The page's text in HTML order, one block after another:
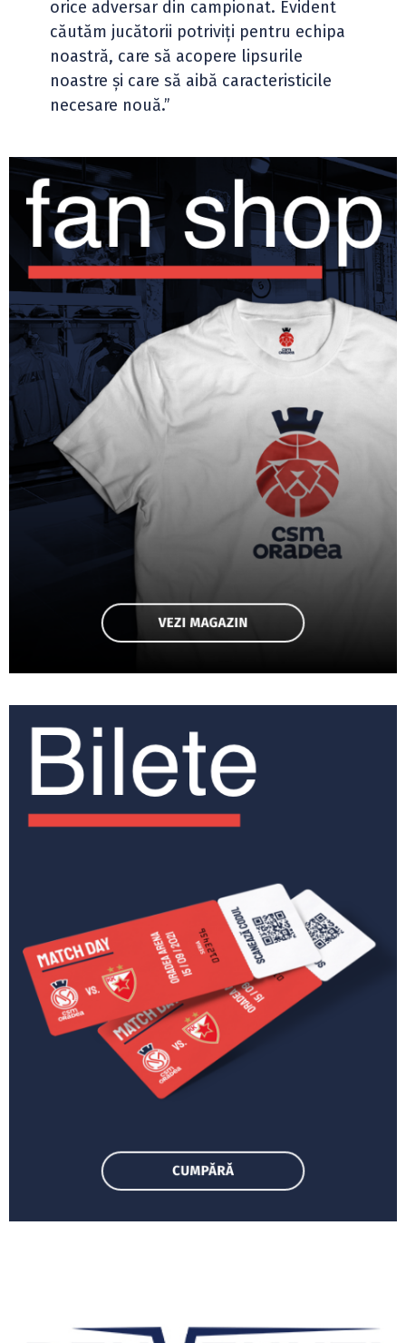
orice adversar din campionat. Evident
căutăm jucătorii potriviți pentru echipa
noastră, care să acopere lipsurile
noastre și care să aibă caracteristicile
necesare nouă.”